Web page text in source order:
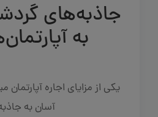
جاذبه‌های
به
یکی از مزایای اجاره
آسان به